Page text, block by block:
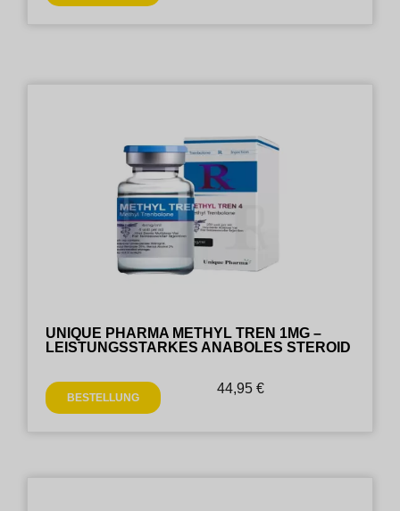
UNIQUE PHARMA METHYL TREN 1MG –
LEISTUNGSSTARKES ANABOLES STEROID
BESTELLUNG
44,95 €